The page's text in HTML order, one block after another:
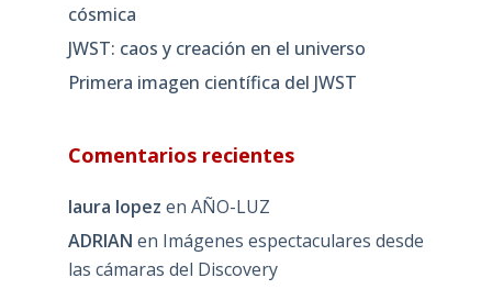
cósmica
JWST: caos y creación en el universo
Primera imagen científica del JWST
Comentarios recientes
laura lopez en AÑO-LUZ
ADRIAN en Imágenes espectaculares desde
las cámaras del Discovery